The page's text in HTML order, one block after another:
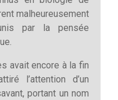
malheureusement
par la pensée
avait encore à la fin
l’attention d’un
portant un nom